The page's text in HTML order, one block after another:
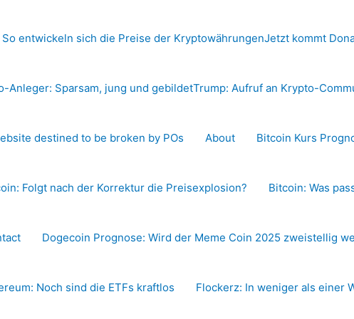
So entwickeln sich die Preise der KryptowährungenJetzt kommt
Anleger: Sparsam, jung und gebildetTrump: Aufruf an Krypto-
destined to be broken by POs About Bitcoin Kurs
Folgt nach der Korrektur die Preisexplosion? Bitcoin: Was
Dogecoin Prognose: Wird der Meme Coin 2025 zweistellig
Noch sind die ETFs kraftlos Flockerz: In weniger als einer